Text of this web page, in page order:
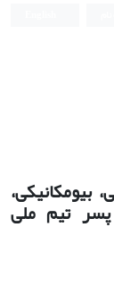
بیومکانیکی،
پسر تیم ملی